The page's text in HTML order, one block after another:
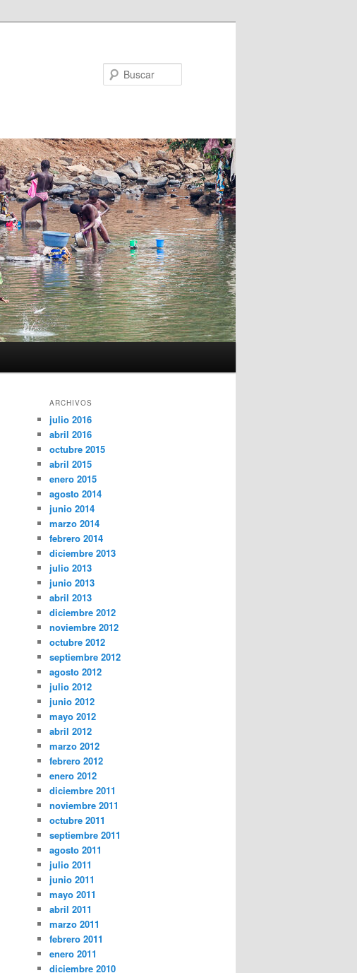
ARCHIVOS
julio 2016
abril 2016
octubre 2015
abril 2015
enero 2015
agosto 2014
junio 2014
marzo 2014
febrero 2014
diciembre 2013
julio 2013
junio 2013
abril 2013
diciembre 2012
noviembre 2012
octubre 2012
septiembre 2012
agosto 2012
julio 2012
junio 2012
mayo 2012
abril 2012
marzo 2012
febrero 2012
enero 2012
diciembre 2011
noviembre 2011
octubre 2011
septiembre 2011
agosto 2011
julio 2011
junio 2011
mayo 2011
abril 2011
marzo 2011
febrero 2011
enero 2011
diciembre 2010